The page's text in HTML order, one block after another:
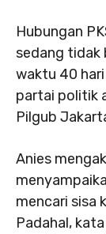
Hubungan
sedang tidak
waktu 40
partai politik
Pilgub
Anies
mencari sisa
Padahal,